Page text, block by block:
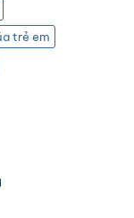
trẻ em